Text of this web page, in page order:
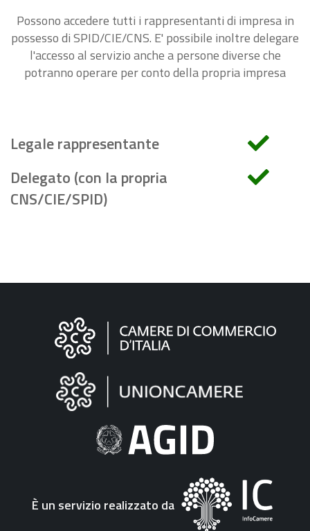
Possono accedere tutti i rappresentanti di impresa in
possesso di SPID/CIE/CNS. E' possibile inoltre delegare
l'accesso al servizio anche a persone diverse che
potranno operare per conto della propria impresa
Legale rappresentante
Delegato (con la propria
CNS/CIE/SPID)
Informazioni
"Fattura
Elettronica"
È un servizio realizzato da